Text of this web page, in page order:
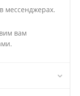
мессенджерах.
вам